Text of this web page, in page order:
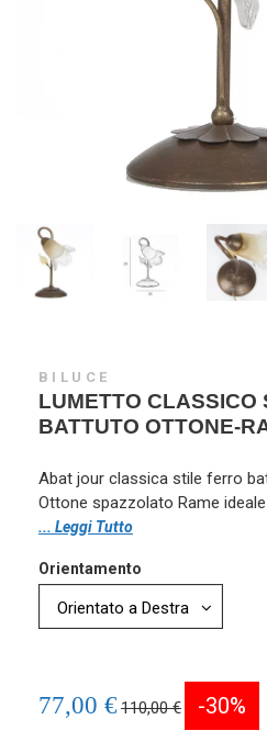
BILUCE
LUMETTO CLASSICO
BATTUTO OTTONE-
Abat jour classica stile ferro
Ottone spazzolato Rame
... Leggi Tutto
Orientamento
77,00 €110,00 € -30%